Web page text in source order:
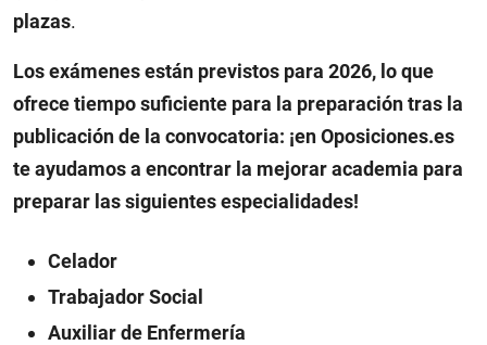
plazas.
Los exámenes están previstos para 2026, lo que
ofrece tiempo suficiente para la preparación tras la
publicación de la convocatoria: ¡en Oposiciones.es
te ayudamos a encontrar la mejorar academia para
preparar las siguientes especialidades!
Celador
Trabajador Social
Auxiliar de Enfermería